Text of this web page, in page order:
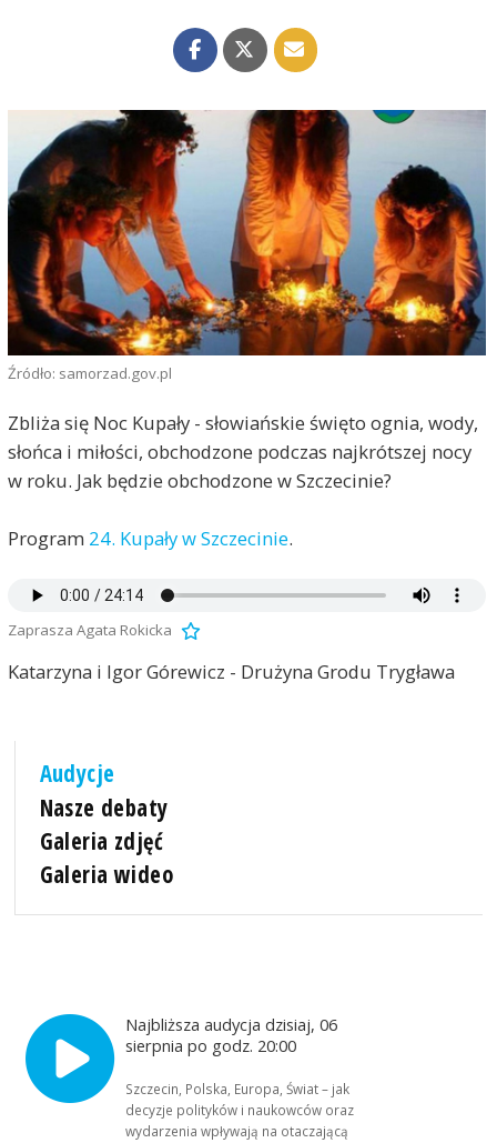
Źródło: samorzad.gov.pl
Zbliża się Noc Kupały - słowiańskie święto ognia, wody,
słońca i miłości, obchodzone podczas najkrótszej nocy
w roku. Jak będzie obchodzone w Szczecinie?
Program 24. Kupały w Szczecinie.
Zaprasza Agata Rokicka
Katarzyna i Igor Górewicz - Drużyna Grodu Trygława
Audycje
Nasze debaty
Galeria zdjęć
Galeria wideo
Najbliższa audycja dzisiaj, 06
sierpnia po godz. 20:00
Szczecin, Polska, Europa, Świat – jak
decyzje polityków i naukowców oraz
wydarzenia wpływają na otaczającą